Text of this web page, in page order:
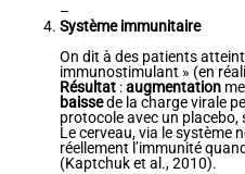
–
Système immunitaire
On dit à des patients
immunostimulant » (en
Résultat :augmentation
baissede la charge virale
protocole avec un
Le cerveau, via le système
réellement l’immunité
(Kaptchuk et al., 2010).